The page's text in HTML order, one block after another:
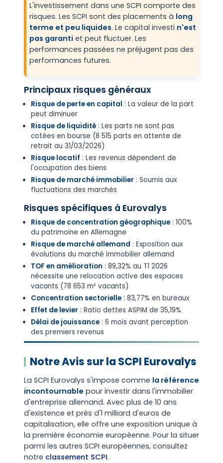
L'investissement dans une SCPI comporte des
risques. Les SCPI sont des placements à long
terme et peu liquides. Le capital investi n'est
pas garanti et peut fluctuer. Les
performances passées ne préjugent pas des
performances futures.
Principaux risques généraux
Risque de perte en capital : La valeur de la part
peut diminuer
Risque de liquidité : Les parts ne sont pas
cotées en bourse (8 515 parts en attente de
retrait au 31/03/2026)
Risque locatif : Les revenus dépendent de
l'occupation des biens
Risque de marché immobilier : Soumis aux
fluctuations des marchés
Risques spécifiques à Eurovalys
Risque de concentration géographique : 100%
du patrimoine en Allemagne
Risque de marché allemand : Exposition aux
évolutions du marché immobilier allemand
TOF en amélioration : 89,32% au T1 2026
nécessite une relocation active des espaces
vacants (78 653 m² vacants)
Concentration sectorielle : 83,77% en bureaux
Effet de levier : Ratio dettes ASPIM de 35,19%
Délai de jouissance : 6 mois avant perception
des premiers revenus
Notre Avis sur la SCPI Eurovalys
La SCPI Eurovalys s'impose comme la référence
incontournable pour investir dans l'immobilier
d'entreprise allemand. Avec plus de 10 ans
d'existence et près d'1 milliard d'euros de
capitalisation, elle offre une exposition unique à
la première économie européenne. Pour la situer
parmi les autres SCPI européennes, consultez
notre classement SCPI.